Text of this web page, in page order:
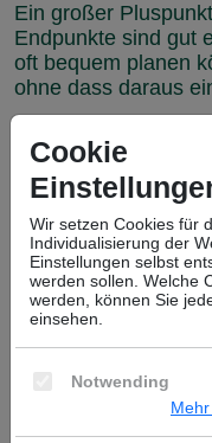
Ein großer
Endpunkte sind gut
oft bequem planen
ohne dass daraus
alle, die Natur,
sich freuen, wenn
Termine, sondern
schöne Zufälle
Cookie
Wir setzen Cookies für
Individualisierung der
Einstellungen selbst
werden sollen. Welche
werden, können Sie
einsehen.
Notwending